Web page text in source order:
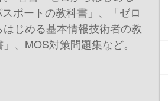
ポートの教科書」、「ゼロ
はじめる基本情報技術者の教
、MOS対策問題集など。